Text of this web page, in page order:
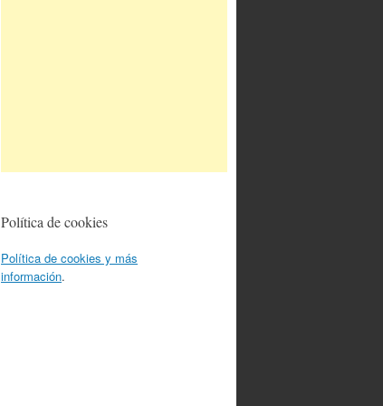
Política de cookies
Política de cookies y más
información.